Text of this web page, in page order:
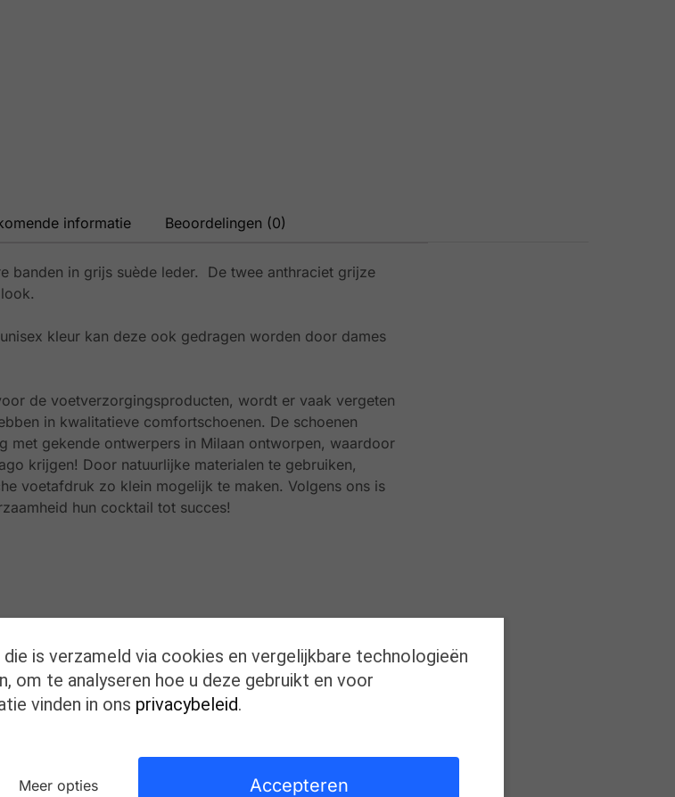
informatie Beoordelingen (0)
banden in grijs suède leder. De twee anthraciet grijze
kleur kan deze ook gedragen worden door dames
de voetverzorgingsproducten, wordt er vaak vergeten
in kwalitatieve comfortschoenen. De schoenen
met gekende ontwerpers in Milaan ontworpen, waardoor
krijgen! Door natuurlijke materialen te gebruiken,
voetafdruk zo klein mogelijk te maken. Volgens ons is
hun cocktail tot succes!
is verzameld via cookies en vergelijkbare technologieën
om te analyseren hoe u deze gebruikt en voor
vinden in ons privacybeleid.
Meer opties Accepteren